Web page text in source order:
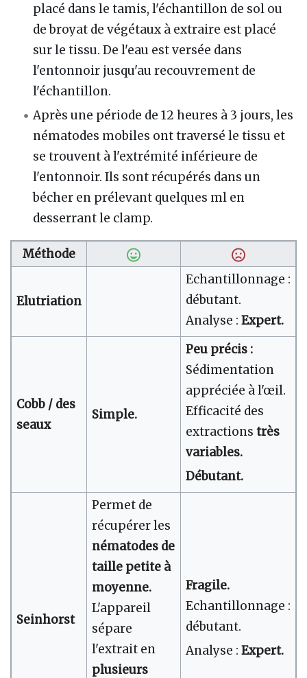
placé dans le tamis, l'échantillon de sol ou
de broyat de végétaux à extraire est placé
sur le tissu. De l'eau est versée dans
l'entonnoir jusqu'au recouvrement de
l'échantillon.
Après une période de 12 heures à 3 jours, les
nématodes mobiles ont traversé le tissu et
se trouvent à l'extrémité inférieure de
l'entonnoir. Ils sont récupérés dans un
bécher en prélevant quelques ml en
desserrant le clamp.
Méthode
Elutriation
Echantillonnage :
débutant.
Analyse : Expert.
Cobb / des
seaux
Simple.
Peu précis :
Sédimentation
appréciée à l'œil.
Efficacité des
extractions très
variables.
Débutant.
Seinhorst
Permet de
récupérer les
nématodes de
taille petite à
moyenne.
L'appareil
sépare
l'extrait en
plusieurs
Fragile.
Echantillonnage :
débutant.
Analyse : Expert.